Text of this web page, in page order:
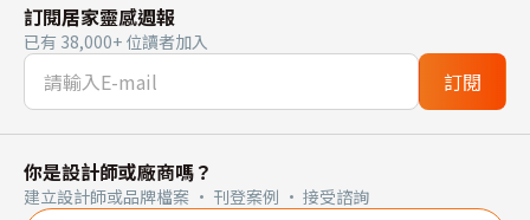
訂閱居家靈感週報
已有 38,000+ 位讀者加入
訂閱
你是設計師或廠商嗎？
建立設計師或品牌檔案 · 刊登案例 · 接受諮詢